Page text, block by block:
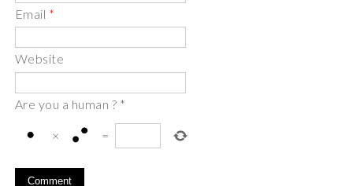
Email *
Website
Are you a human ? *
× =